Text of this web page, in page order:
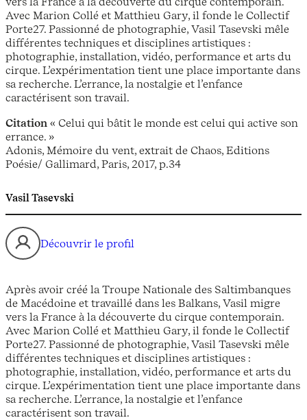
Avec Marion Collé et Matthieu Gary, il fonde le Collectif
Porte27. Passionné de photographie, Vasil Tasevski mêle
différentes techniques et disciplines artistiques :
photographie, installation, vidéo, performance et arts du
cirque. L’expérimentation tient une place importante dans
sa recherche. L’errance, la nostalgie et l’enfance
caractérisent son travail.
Citation « Celui qui bâtit le monde est celui qui active son
errance. »
Adonis, Mémoire du vent, extrait de Chaos, Editions
Poésie/ Gallimard, Paris, 2017, p.34
Vasil Tasevski
Découvrir le profil
Après avoir créé la Troupe Nationale des Saltimbanques
de Macédoine et travaillé dans les Balkans, Vasil migre
vers la France à la découverte du cirque contemporain.
Avec Marion Collé et Matthieu Gary, il fonde le Collectif
Porte27. Passionné de photographie, Vasil Tasevski mêle
différentes techniques et disciplines artistiques :
photographie, installation, vidéo, performance et arts du
cirque. L’expérimentation tient une place importante dans
sa recherche. L’errance, la nostalgie et l’enfance
caractérisent son travail.